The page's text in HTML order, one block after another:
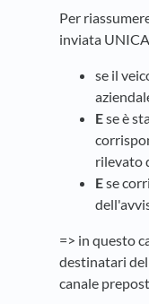
Per
inviata
se il
Ese è
rilevato
Ese
=> in questo
destinatari
canale